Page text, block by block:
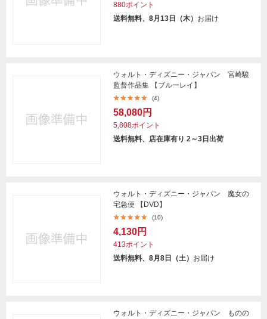
880ポイント
送料無料、8月13日（木） お届け
ウォルト・ディズニー・ジャパン 宮崎駿
監督作品集 【ブルーレイ】
(4)
58,080円
5,808ポイント
送料無料、店在庫有り 2～3日出荷
ウォルト・ディズニー・ジャパン 魔女の
宅急便 【DVD】
(10)
4,130円
413ポイント
送料無料、8月8日（土） お届け
ウォルト・ディズニー・ジャパン ものの